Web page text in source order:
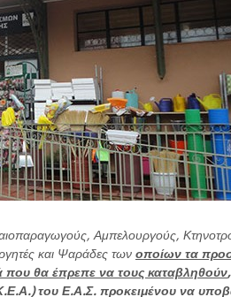
Αμπελουργούς,
και Ψαράδες των οποίων τα
που θα έπρεπε να τους καταβληθούν
του Ε.Α.Σ. προκειμένου να